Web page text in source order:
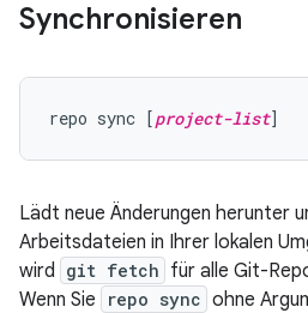
Synchronisieren
repo sync [project-list
Lädt neue Änderungen herunter
Arbeitsdateien in Ihrer lokalen
wird git fetch für alle Git-
Wenn Sie
repo sync ohne